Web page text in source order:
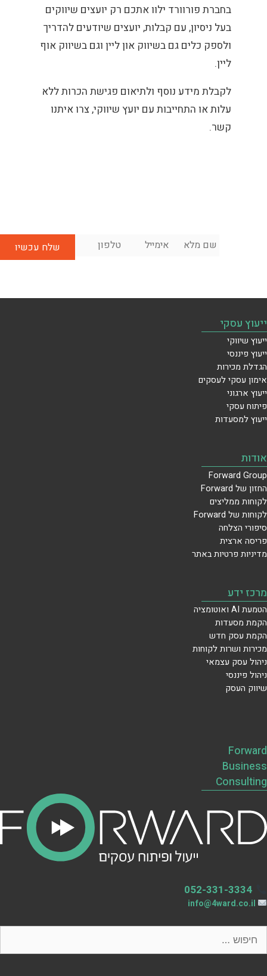
בחברת פורוורד ילוו אתכם רק יועצים שיווקים
בעל ניסיון, עם קבלות, יועצים שיודעים להדריך
ולספק כלים גם בשיווק און ליין וגם בשיווק אוף
ליין.
לקבלת מידע נוסף ולתיאום פגישת הכרות ללא
עלות או התחייבות עם יועץ שיווקי, צרו איתנו
קשר.
שם
מלא
אימייל *
ייעוץ עסקי
ייעוץ שיווקי
ייעוץ פיננסי
הגדלת מכירות
אימון עסקי לעסקים
ייעוץ ארגוני
פיתוח עסקי
ייעוץ למסעדות
אודות
Forward Group
החזון של Forward
לקוחות ממליצים
לקוחות של Forward
סיפורי הצלחה
פריסה ארצית
מדיניות פרטיות באתר
מרכז ידע
הטמעת AI ואוטומציה
הקמת מסעדות
הקמת עסק חדש
מכירות ושרות לקוחות
ניהול עסק עצמאי
ניהול פיננסי
שיווק העסק
Forward
Business
Consulting
052-331-3334
info@4ward.co.il